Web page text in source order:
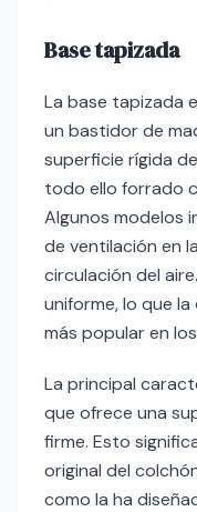
Base tapizada
La base tapizada
un bastidor de
superficie rígida
todo ello forrado
Algunos modelos
de ventilación en
circulación del
uniforme, lo que
más popular en
La principal
que ofrece una
firme. Esto
original del
como la ha